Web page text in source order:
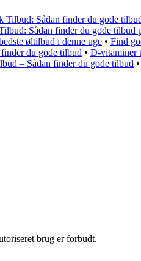
Tilbud: Sådan finder du gode
Sådan finder du gode tilbud
øltilbud i denne uge • Find
du gode tilbud • D-vitaminer
– Sådan finder du gode tilbud •
brug er forbudt.